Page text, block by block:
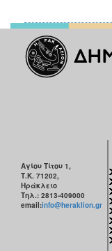
Αγίου Τίτου 1,
Τ.Κ. 71202,
Ηράκλειο
Τηλ.: 2813-409000
email:info@heraklion.gr